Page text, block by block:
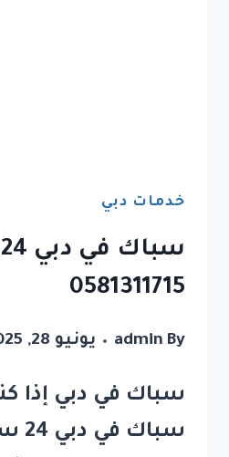
خدمات دبي
0581311715
By
admin يونيو 28, 2025
سباك في دبي إذا
سباك